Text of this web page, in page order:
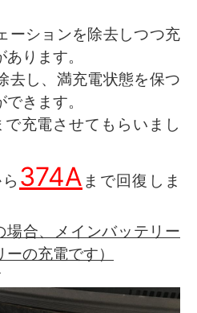
ーションを除去しつつ充
ります。
去し、満充電状態を保つ
きます。
充電させてもらいまし
374A まで回復しま
場合、メインバッテリー
の充電です）